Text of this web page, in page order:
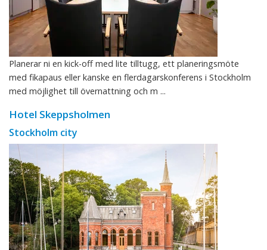
Planerar ni en kick-off med lite tilltugg, ett planeringsmöte
med fikapaus eller kanske en flerdagarskonferens i Stockholm
med möjlighet till övernattning och m ...
Hotel Skeppsholmen
Stockholm city